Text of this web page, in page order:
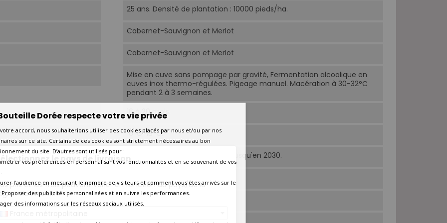
le pays de livraison
prix et les frais peuvent varier en fonction du pays/de la
de livraison.
25 ans. Densité de plantation : 10000 pieds/ha.
Cabernet-Sauvignon et Merlot
Cabernet-Sauvignon et Merlot
Mise en cuve sans pompage par gravité, Fermentation alcoolique en
cuves inox thermo-régulées. Pigeage manuel. Macération à 30-32°C
pendant 2 à 3 semaines.
16 à 20 mois.
16°C-18°C.
A découvrir dès aujourd'hui et jusqu'en 2030.
2025
Dorée respecte votre vie privée
accord, nous souhaiterions utiliser des cookies placés par nous et/ou par nos
sur ce site. Certains de ces cookies sont strictement nécessaires au bon
du site. D’autres sont utilisés pour :
vos préférences en personnalisant vos fonctionnalités et en se souvenant de vos
l’audience en mesurant le nombre de visiteurs et comment vous êtes arrivés sur le
Proposer des publicités personnalisées et en suivre les performances.
des informations sur les réseaux sociaux utilisés.